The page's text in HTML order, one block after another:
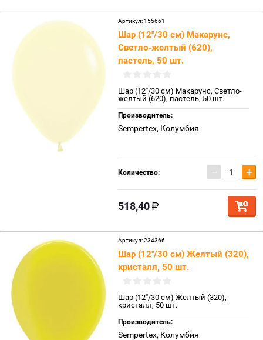
Артикул:155661
Шар (12''/30 см) Макарунс,
Светло-желтый (620),
пастель, 50 шт.
Шар (12''/30 см) Макарунс, Светло-
желтый (620), пастель, 50 шт.
Производитель:
Sempertex, Колумбия
Количество: − +
518,40
Артикул:234366
Шар (12''/30 см) Желтый (320),
кристалл, 50 шт.
Шар (12''/30 см) Желтый (320),
кристалл, 50 шт.
Производитель:
Sempertex, Колумбия